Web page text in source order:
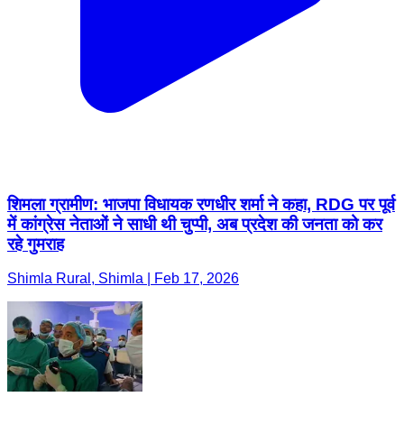
शिमला ग्रामीण: भाजपा विधायक रणधीर शर्मा ने कहा, RDG पर पूर्व
में कांग्रेस नेताओं ने साधी थी चुप्पी, अब प्रदेश की जनता को कर
रहे गुमराह
Shimla Rural, Shimla | Feb 17, 2026